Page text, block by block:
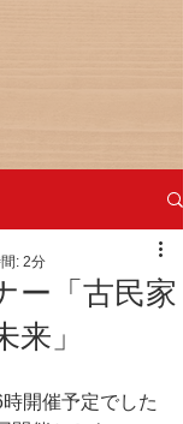
ー「古民家
」
: 2分
開催予定でした